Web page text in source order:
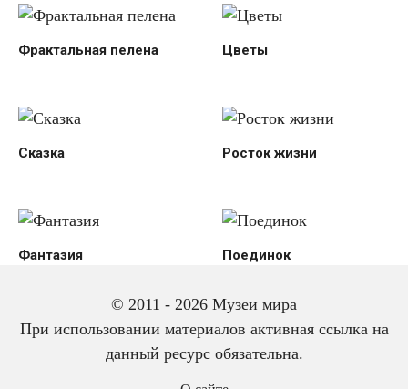
Фрактальная пелена Цветы
Сказка Росток жизни
Фантазия Поединок
© 2011 - 2026 Музеи мира
При использовании материалов активная ссылка на
данный ресурс обязательна.